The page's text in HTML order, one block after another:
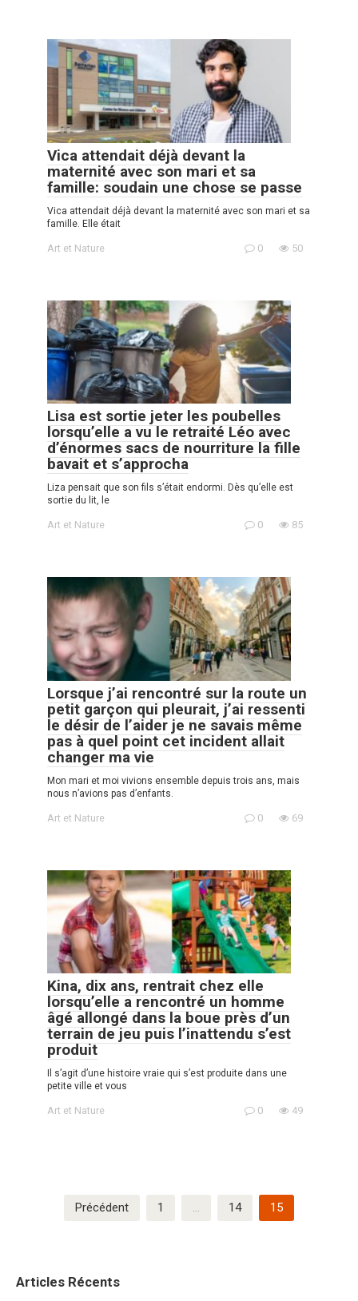
Vica attendait déjà devant la
maternité avec son mari et sa
famille: soudain une chose se passe
Vica attendait déjà devant la maternité avec son mari et sa
famille. Elle était
Art et Nature 0 50
Lisa est sortie jeter les poubelles
lorsqu’elle a vu le retraité Léo avec
d’énormes sacs de nourriture la fille
bavait et s’approcha
Liza pensait que son fils s’était endormi. Dès qu’elle est
sortie du lit, le
Art et Nature 0 85
Lorsque j’ai rencontré sur la route un
petit garçon qui pleurait, j’ai ressenti
le désir de l’aider je ne savais même
pas à quel point cet incident allait
changer ma vie
Mon mari et moi vivions ensemble depuis trois ans, mais
nous n’avions pas d’enfants.
Art et Nature 0 69
Kina, dix ans, rentrait chez elle
lorsqu’elle a rencontré un homme
âgé allongé dans la boue près d’un
terrain de jeu puis l’inattendu s’est
produit
Il s’agit d’une histoire vraie qui s’est produite dans une
petite ville et vous
Art et Nature 0 49
Précédent 1 … 14 15
Articles Récents